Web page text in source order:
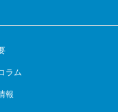
ラム
報